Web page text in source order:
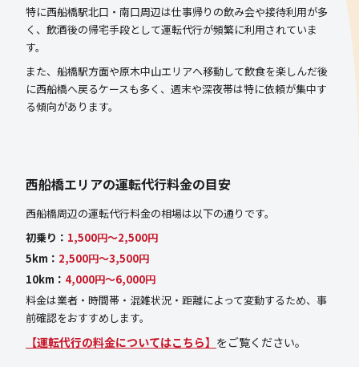
特に西船橋駅北口・南口周辺は仕事帰りの飲み会や接待利用が多
く、飲酒後の帰宅手段として運転代行が頻繁に利用されていま
す。
また、船橋駅方面や原木中山エリアへ移動して飲食を楽しんだ後
に西船橋へ戻るケースも多く、週末や深夜帯は特に依頼が集中す
る傾向があります。
西船橋エリアの運転代行料金の目安
西船橋周辺の運転代行料金の相場は以下の通りです。
初乗り： 1,500円〜2,500円
5km： 2,500円〜3,500円
10km： 4,000円〜6,000円
料金は業者・時間帯・混雑状況・距離によって変動するため、事
前確認をおすすめします。
【運転代行の料金についてはこちら】 をご覧ください。